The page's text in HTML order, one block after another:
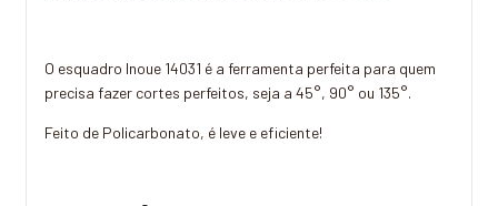
O esquadro Inoue 14031 é a ferramenta perfeita para quem
precisa fazer cortes perfeitos, seja a 45°, 90° ou 135°.
Feito de Policarbonato, é leve e eficiente!